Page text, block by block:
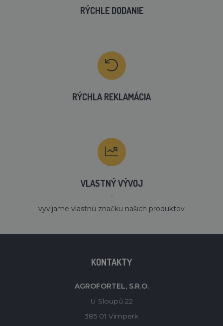
RÝCHLE DODANIE
RÝCHLA REKLAMÁCIA
VLASTNÝ VÝVOJ
´
vyvíjame vlastnú značku našich produktov
KONTAKTY
AGROFORTEL, S.R.O.
U Sloupů 22
385 01 Vimperk